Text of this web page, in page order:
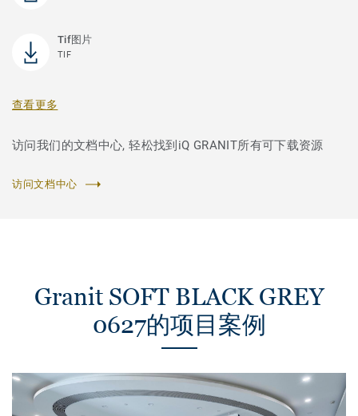
Tif图片
TIF
查看更多
访问我们的文档中心, 轻松找到iQ GRANIT所有可下载资源
访问文档中心
Granit SOFT BLACK GREY
0627的项目案例